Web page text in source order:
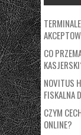
CO
NOVITUS
FISKALNA
CZYM
ONLINE?